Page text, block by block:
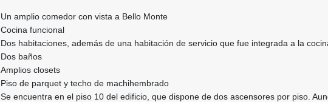
Un amplio comedor con vista a Bello Monte
Cocina funcional
Dos habitaciones, además de una habitación de servicio que fue integrada a la
Dos baños
Amplios closets
Piso de parquet y techo de machihembrado
Se encuentra en el piso 10 del edificio, que dispone de dos ascensores por piso.